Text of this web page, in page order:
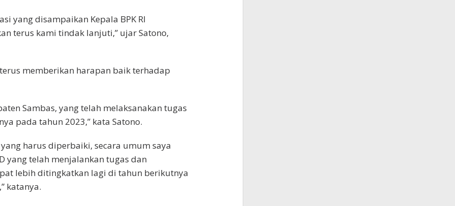
yang disampaikan Kepala BPK RI
terus kami tindak lanjuti,” ujar Satono,
memberikan harapan baik terhadap
Sambas, yang telah melaksanakan tugas
pada tahun 2023,” kata Satono.
harus diperbaiki, secara umum saya
yang telah menjalankan tugas dan
lebih ditingkatkan lagi di tahun berikutnya
katanya.